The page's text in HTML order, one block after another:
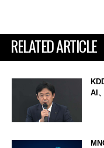
RELATED ARTICLE
AI